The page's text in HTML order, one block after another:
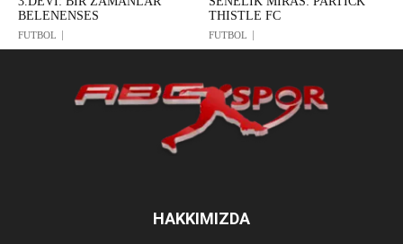
BELENENSES
FUTBOL
THISTLE FC
FUTBOL
HAKKIMIZDA